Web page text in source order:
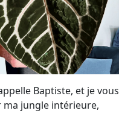
Baptiste, et je vous
ma jungle intérieure,